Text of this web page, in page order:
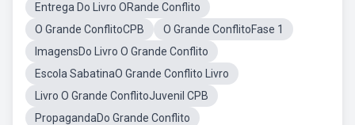
Entrega Do Livro ORande Conflito
O Grande ConflitoCPB
O Grande ConflitoFase 1
ImagensDo Livro O Grande Conflito
Escola SabatinaO Grande Conflito Livro
Livro O Grande ConflitoJuvenil CPB
PropagandaDo Grande Conflito